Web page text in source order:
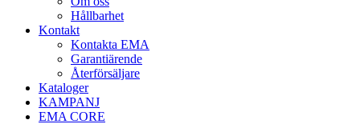
Hållbarhet
Kontakt
Kontakta EMA
Garantiärende
Återförsäljare
Kataloger
KAMPANJ
EMA CORE